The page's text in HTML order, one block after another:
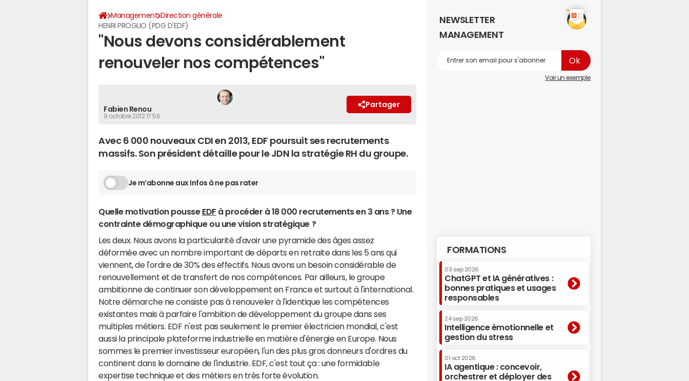
Management Direction générale
HENRI PROGLIO (PDG D'EDF)
"Nous devons considérablement
renouveler nos compétences"
Fabien Renou
9 octobre 2012 17:56
Partager
Avec 6 000 nouveaux CDI en 2013, EDF poursuit ses recrutements
massifs. Son président détaille pour le JDN la stratégie RH du groupe.
Je m’abonne aux Infos à ne pas rater
Quelle motivation pousse EDF à procéder à 18 000 recrutements en 3 ans ? Une
contrainte démographique ou une vision stratégique ?
Les deux. Nous avons la particularité d'avoir une pyramide des âges assez
déformée avec un nombre important de départs en retraite dans les 5 ans qui
viennent, de l'ordre de 30% des effectifs. Nous avons un besoin considérable de
renouvellement et de transfert de nos compétences. Par ailleurs, le groupe
ambitionne de continuer son développement en France et surtout à l'international.
Notre démarche ne consiste pas à renouveler à l'identique les compétences
existantes mais à parfaire l'ambition de développement du groupe dans ses
multiples métiers. EDF n'est pas seulement le premier électricien mondial, c'est
aussi la principale plateforme industrielle en matière d'énergie en Europe. Nous
sommes le premier investisseur européen, l'un des plus gros donneurs d'ordres du
continent dans le domaine de l'industrie. EDF, c'est tout ça : une formidable
expertise technique et des métiers en très forte évolution.
NEWSLETTER
MANAGEMENT
Voir un exemple
FORMATIONS
03 sep 2026
ChatGPT et IA génératives :
bonnes pratiques et usages
responsables
24 sep 2026
Intelligence émotionnelle et
gestion du stress
01 oct 2026
IA agentique : concevoir,
orchestrer et déployer des